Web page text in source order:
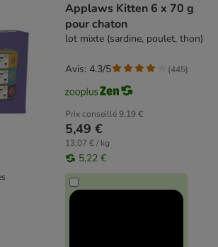
Applaws Kitten 6 x 70 g
pour chaton
lot mixte (sardine, poulet, thon)
Prix conseillé9,19 €
5,49 €
13,07 € / kg
5,22 €
Avis: 4.3/5 (445)